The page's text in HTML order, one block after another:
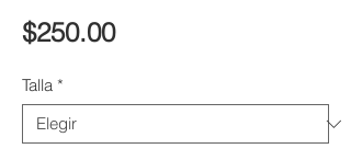
$250.00Precio
Talla *